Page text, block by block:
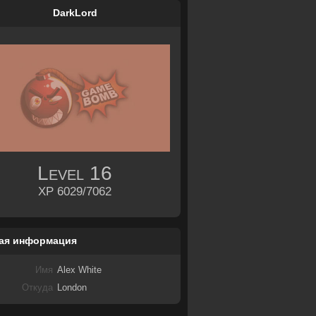
DarkLord
Level 16
XP 6029/7062
информация
Имя Alex White
Откуда
London